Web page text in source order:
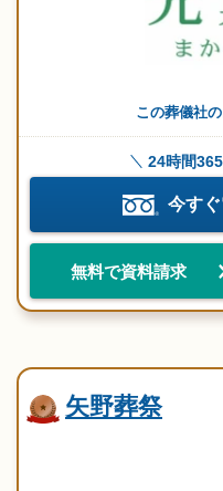
この葬儀社
24時間
今す
無料で資料請求
矢野葬祭